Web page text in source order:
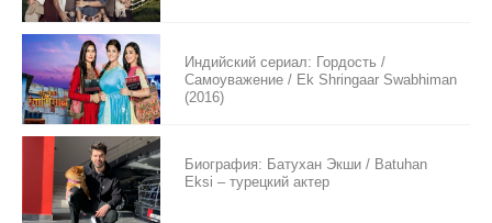
Индийский сериал: Гордость /
Самоуважение / Ek Shringaar Swabhiman
(2016)
Биография: Батухан Экши / Batuhan
Eksi – турецкий актер